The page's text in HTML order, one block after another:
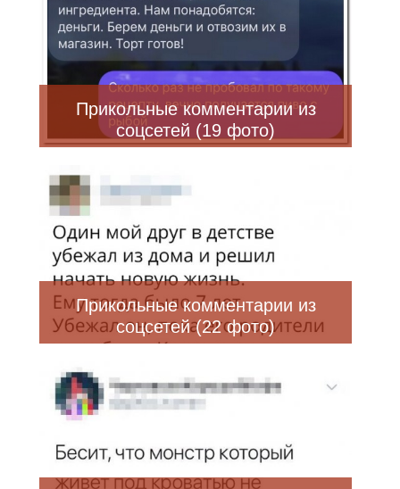
Прикольные комментарии из
соцсетей (19 фото)
Прикольные комментарии из
соцсетей (22 фото)